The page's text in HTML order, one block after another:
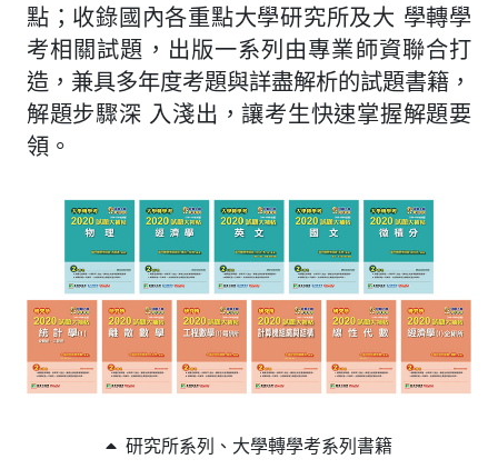
點；收錄國內各重點大學研究所及大 學轉學
考相關試題，出版一系列由專業師資聯合打
造，兼具多年度考題與詳盡解析的試題書籍，
解題步驟深 入淺出，讓考生快速掌握解題要
領。
研究所系列、大學轉學考系列書籍